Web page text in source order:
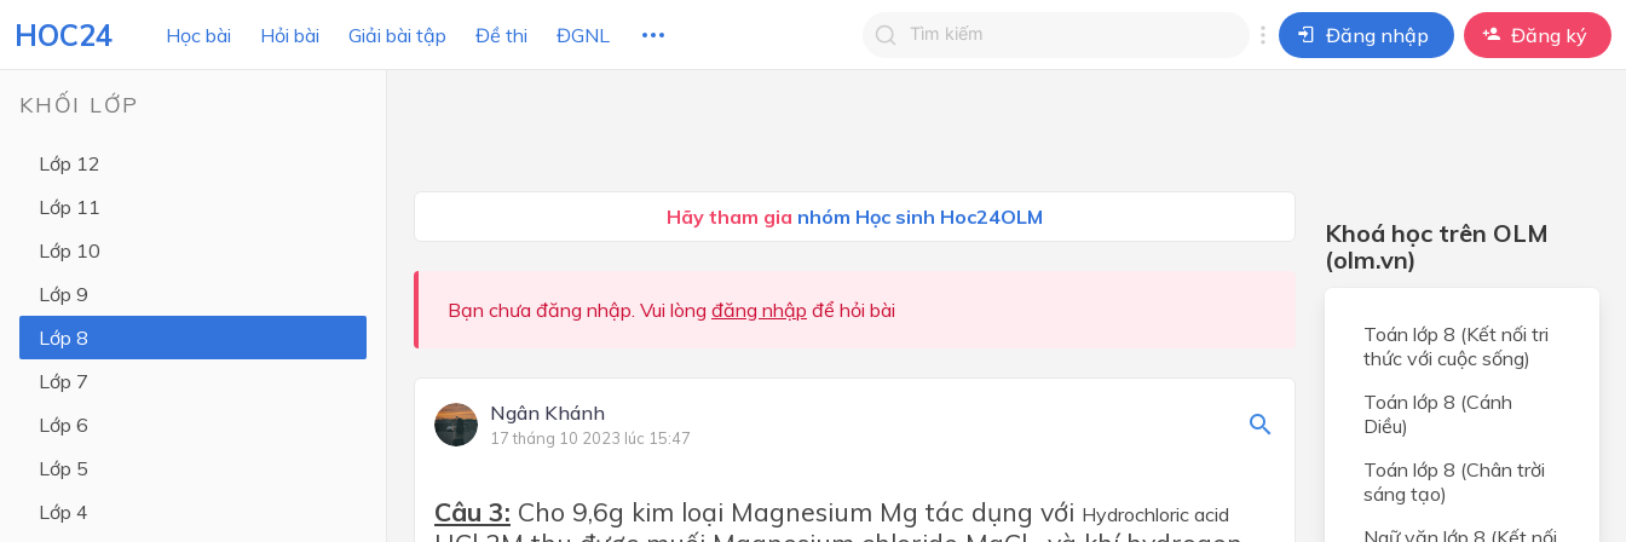
HOC24 Học bài Hỏi bài Giải bài tập Đề thi ĐGNL Đăng nhập Đăng ký
Lớp 10
Lớp 9
KHỐI LỚP
Lớp 12
Lớp 11
Lớp 10
Lớp 9
Lớp 8
Lớp 7
Lớp 6
Lớp 5
Lớp 4
Hãy tham gia nhóm Học sinh Hoc24OLM
Bạn chưa đăng nhập. Vui lòng đăng nhập để hỏi bài
Ngân Khánh
17 tháng 10 2023 lúc 15:47
Câu 3: Cho 9,6g kim loại Magnesium Mg tác dụng với Hydrochloric acid
Khoá học trên OLM
(olm.vn)
Toán lớp 8 (Kết nối tri
thức với cuộc sống)
Toán lớp 8 (Cánh
Diều)
Toán lớp 8 (Chân trời
sáng tạo)
Ngữ văn lớp 8 (Kết nối